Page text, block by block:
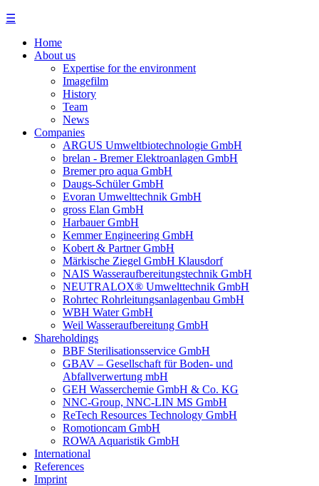
☰
Home
About us
Expertise for the environment
Imagefilm
History
Team
News
Companies
ARGUS Umweltbiotechnologie GmbH
brelan - Bremer Elektroanlagen GmbH
Bremer pro aqua GmbH
Daugs-Schüler GmbH
Evoran Umwelt­technik GmbH
gross Elan GmbH
Harbauer GmbH
Kemmer Engineering GmbH
Kobert & Partner GmbH
Märkische Ziegel GmbH Klausdorf
NAIS Wasseraufbereitungstechnik GmbH
NEUTRALOX® Umwelttechnik GmbH
Rohrtec Rohrleitungsanlagenbau GmbH
WBH Water GmbH
Weil Wasseraufbereitung GmbH
Shareholdings
BBF Sterilisationsservice GmbH
GBAV – Gesellschaft für Boden- und
Abfallverwertung mbH
GEH Wasserchemie GmbH & Co. KG
NNC-Group, NNC-LIN MS GmbH
ReTech Resources Technology GmbH
Romotioncam GmbH
ROWA Aquaristik GmbH
International
References
Imprint